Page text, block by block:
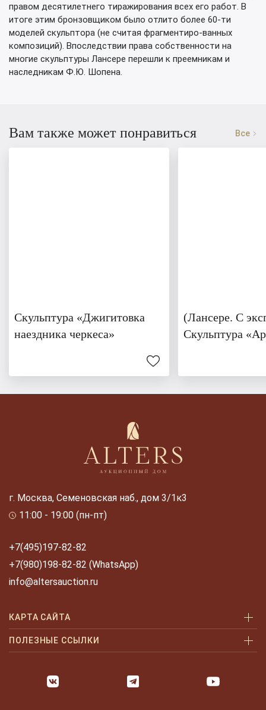
правом десятилетнего тиражирования всех его работ. В
итоге этим бронзовщиком было отлито более 60-ти
моделей скульптора (не считая фрагментиро-ванных
композиций). Впоследствии права собственности на
многие скульптуры Лансере перешли к преемникам и
наследникам Ф.Ю. Шопена.
Вам также может понравиться Все
Скульптура «Джигитовка
наездника черкеса»
(Лансере. С
Скульптура
г. Москва, Семеновская наб., дом 3/1к3
11:00 - 19:00 (пн-пт)
+7(495)197-82-82
+7(980)198-82-82 (WhatsApp)
info@altersauction.ru
КАРТА САЙТА
Аукционы
Как продать
ПОЛЕЗНЫЕ ССЫЛКИ
Оплата и доставка